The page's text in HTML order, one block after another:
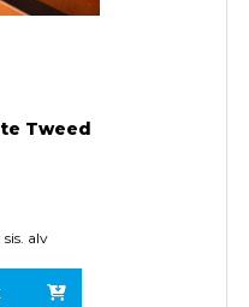
Tweed
sis. alv